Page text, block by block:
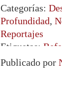
Categorías:
Profundidad,
Reportajes
Etiquetas:
Occidental
Publicado por